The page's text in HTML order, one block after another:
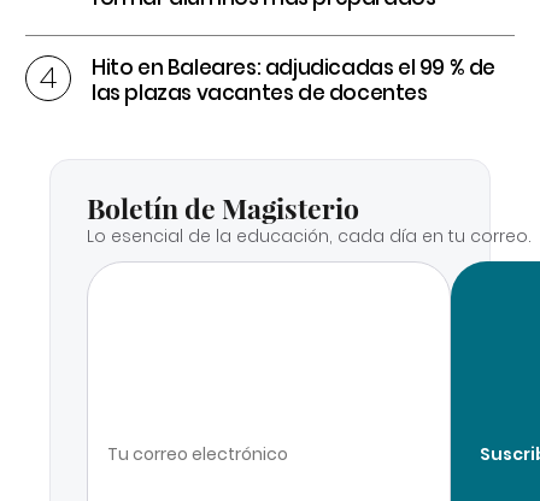
Hito en Baleares: adjudicadas el 99 % de
las plazas vacantes de docentes
Boletín de Magisterio
Lo esencial de la educación, cada día en tu correo.